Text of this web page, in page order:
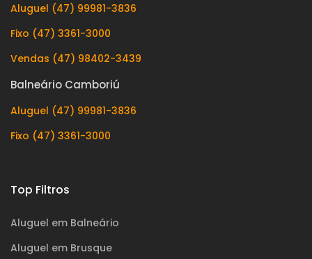
Aluguel (47) 99981-3836
Fixo (47) 3361-3000
Vendas (47) 98402-3439
Balneário Camboriú
Aluguel (47) 99981-3836
Fixo (47) 3361-3000
Top Filtros
Aluguel em Balneário
Aluguel em Brusque